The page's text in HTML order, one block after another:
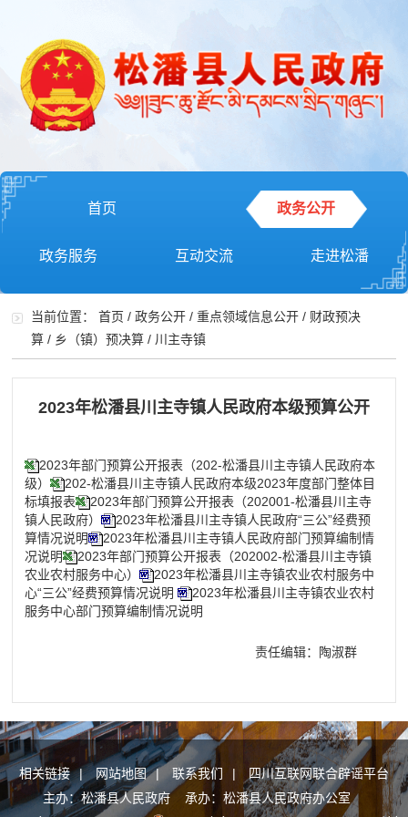
首页 政务公开
政务服务 互动交流 走进松潘
当前位置：首页 /政务公开 /重点领域信息公开 / 财政预决
算 / 乡（镇）预决算 / 川主寺镇
2023年松潘县川主寺镇人民政府本级预算公开
2023年部门预算公开报表（202-松潘县川主寺镇人民政府本
级）
202-松潘县川主寺镇人民政府本级2023年度部门整体目
标填报表
2023年部门预算公开报表（202001-松潘县川主寺
镇人民政府）
2023年松潘县川主寺镇人民政府“三公”经费预
算情况说明
2023年松潘县川主寺镇人民政府部门预算编制情
况说明
2023年部门预算公开报表（202002-松潘县川主寺镇
农业农村服务中心）
2023年松潘县川主寺镇农业农村服务中
心“三公”经费预算情况说明
2023年松潘县川主寺镇农业农村
服务中心部门预算编制情况说明
责任编辑：陶淑群
相关链接 | 网站地图 | 联系我们 |
四川互联网联合辟谣平台
主办：松潘县人民政府 承办：松潘县人民政府办公室